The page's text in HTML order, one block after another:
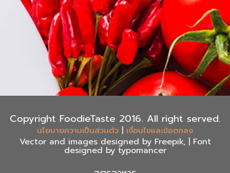
Copyright FoodieTaste 2016. All right served.
นโยบายความเป็นส่วนตัว | เงื่อนไขและข้อตกลง
Vector and images designed by Freepik, | Font
designed by typomancer